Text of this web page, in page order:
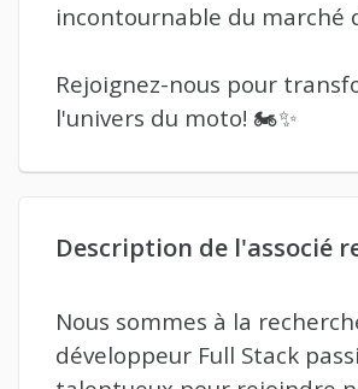
incontournable du marché
Rejoignez-nous pour
l'univers du moto! 🏍️✨
Description de l'associé
Nous sommes à la
développeur Full Stack